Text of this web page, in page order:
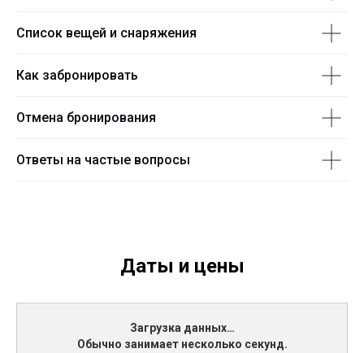
Список вещей и снаряжения
Как забронировать
Отмена бронирования
Ответы на частые вопросы
Даты и цены
Загрузка данных…
Обычно занимает несколько секунд.